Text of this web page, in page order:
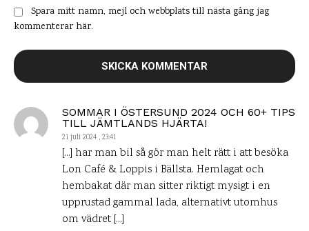
SOMMAR I ÖSTERSUND 2024 OCH 60+ TIPS
TILL JÄMTLANDS HJÄRTA!
21 juli 2024 , 23:41
[…] har man bil så gör man helt rätt i att besöka
Lon Café & Loppis i Bällsta. Hemlagat och
hembakat där man sitter riktigt mysigt i en
upprustad gammal lada, alternativt utomhus
om vädret […]
Spara mitt namn, mejl och webbplats till nästa gång jag
kommenterar här.